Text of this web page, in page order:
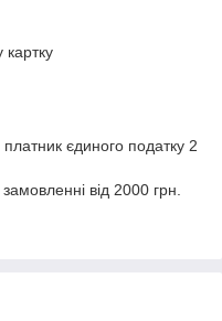
єдиного податку 2
від 2000 грн.